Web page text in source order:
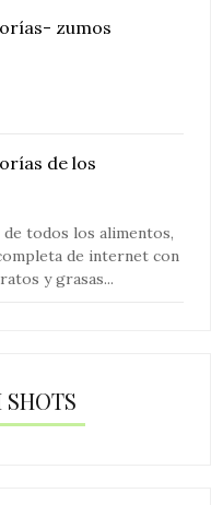
zumos
de los
de todos los alimentos,
de internet con
y grasas...